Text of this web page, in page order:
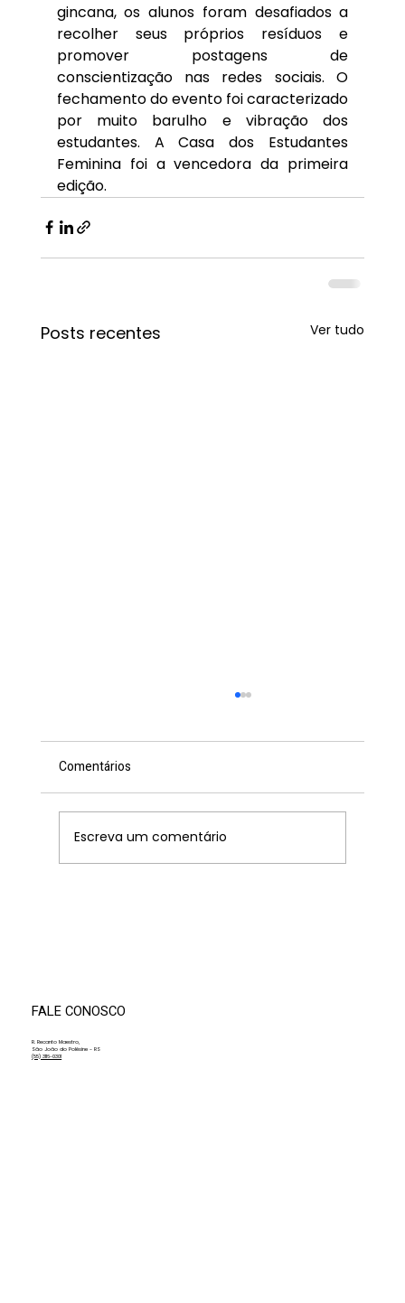
gincana, os alunos foram desafiados a
recolher seus próprios resíduos e
promover postagens de
conscientização nas redes sociais. O
fechamento do evento foi caracterizado
por muito barulho e vibração dos
estudantes. A Casa dos Estudantes
Feminina foi a vencedora da primeira
edição.
Posts recentes Ver tudo
Comentários
Escreva um comentário
FALE CONOSCO
R. Recanto Maestro,
São João do Polêsine - RS
(55) 3116-0301